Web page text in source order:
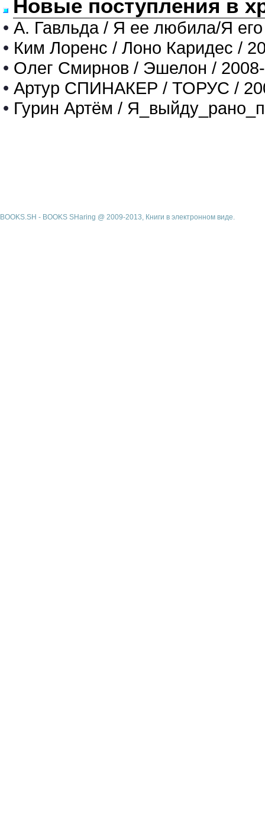
Новые поступления в
• А. Гавльда / Я ее любила/Я
• Ким Лоренс / Лоно Каридес /
• Олег Смирнов / Эшелон /
• Артур СПИНАКЕР / ТОРУС /
• Гурин Артём /
BOOKS.SH - BOOKS SHaring @ 2009-2013, Книги в электронном виде.